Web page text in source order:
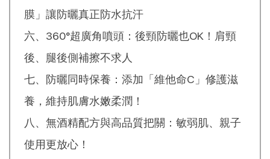
膜」讓防曬真正防水抗汗
六、360°超廣角噴頭：後頸防曬也OK！肩頸
後、腿後側補擦不求人
七、防曬同時保養：添加「維他命C」修護滋
養，維持肌膚水嫩柔潤！
八、無酒精配方與高品質把關：敏弱肌、親子
使用更放心！